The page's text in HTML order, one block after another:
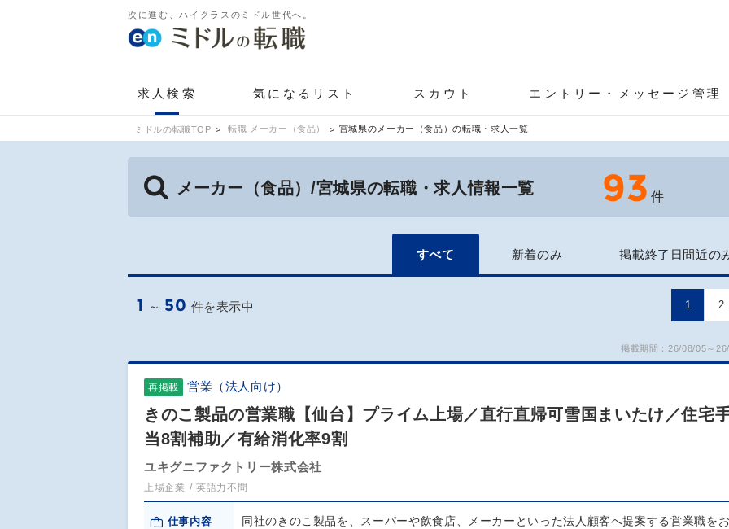
次に進む、ハイクラスのミドル世代へ。
求人検索 気になるリスト スカウト エントリー・メッセージ管理
ミドルの転職TOP 転職 メーカー（食品） 宮城県のメーカー（食品）の転職・求人一覧
メーカー（食品）/宮城県の転職・求人情報一覧 93 件
すべて 新着のみ 掲載終了日間近の
1 ～ 50 件を表示中 1 2
掲載期間：26/08/05～
再掲載 営業（法人向け）
きのこ製品の営業職【仙台】プライム上場／直行直帰可雪国まいたけ／住宅
当8割補助／有給消化率9割
ユキグニファクトリー株式会社
上場企業 英語力不問
仕事内容
同社のきのこ製品を、スーパーや飲食店、メーカーといった法人顧客へ提案する営業職を